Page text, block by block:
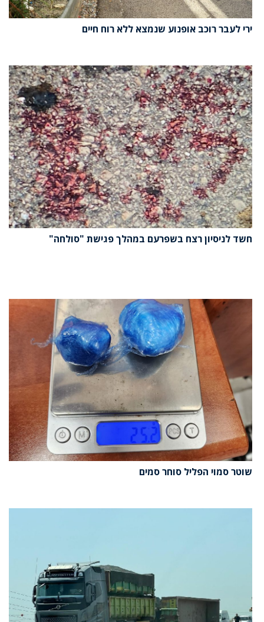
ירי לעבר רוכב אופנוע שנמצא ללא רוח חיים
חשד לניסיון רצח בשפרעם במהלך פגישת "סולחה"
שוטר סמוי הפליל סוחר סמים